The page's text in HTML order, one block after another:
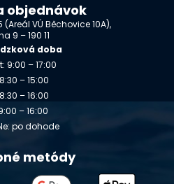
objednávok
VÚ Běchovice 10A),
9 – 190 11
doba
9:00 – 17:00
– 15:00
– 16:00
– 16:00
po dohode
metódy